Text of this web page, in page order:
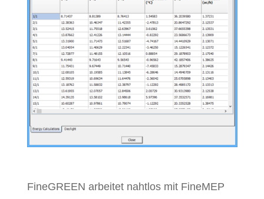
FineGREEN arbeitet nahtlos mit FineMEP